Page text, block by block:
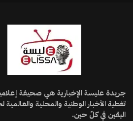
جريدة عليسة الإخبارية هي صحيفة
تغطية الأخبار الوطنية والمحلية
اليقين في كلّ حين.